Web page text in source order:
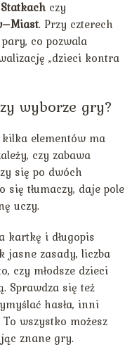
Statkachczy
. Przy czterech
co pozwala
„dzieci kontra
wyborze gry?
elementów ma
czy zabawa
się po dwóch
się tłumaczy, daje pole
uczy.
kartkę i długopis
jasne zasady, liczba
czy młodsze dzieci
Sprawdza się też
hasła, inni
wszystko możesz
znane gry.